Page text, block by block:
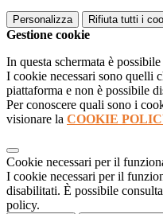
Personalizza Rifiuta tutti i
Gestione cookie
In questa schermata è
I cookie necessari sono quelli
piattaforma e non è possibile
Per conoscere quali sono i
visionare la COOKIE
Cookie necessari per il
I cookie necessari per il
disabilitati. È possibile
policy.